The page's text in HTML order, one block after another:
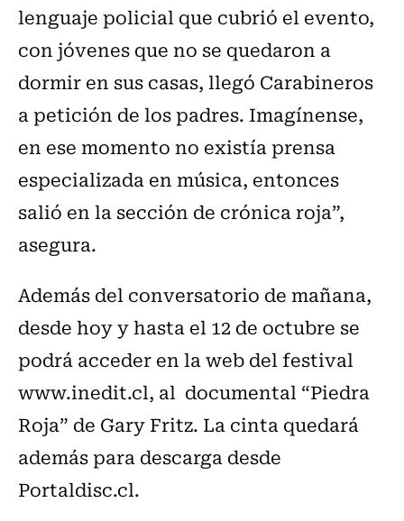
lenguaje policial que cubrió el evento,
con jóvenes que no se quedaron a
dormir en sus casas, llegó Carabineros
a petición de los padres. Imagínense,
en ese momento no existía prensa
especializada en música, entonces
salió en la sección de crónica roja”,
asegura.
Además del conversatorio de mañana,
desde hoy y hasta el 12 de octubre se
podrá acceder en la web del festival
www.inedit.cl, al documental “Piedra
Roja” de Gary Fritz. La cinta quedará
además para descarga desde
Portaldisc.cl.